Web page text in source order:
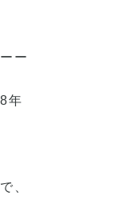
ー
年
、